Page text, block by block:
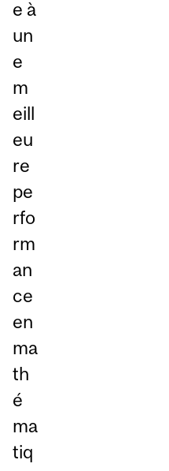
e à
un
e
m
eill
eu
re
pe
rfo
rm
an
ce
en
ma
th
é
ma
tiq